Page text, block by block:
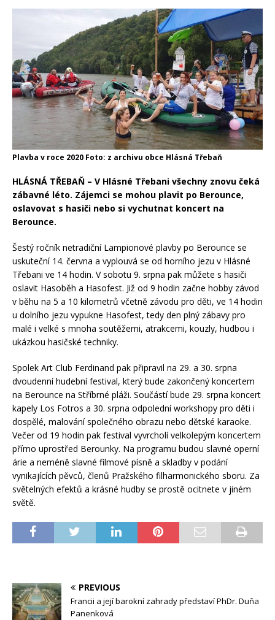
Plavba v roce 2020 Foto: z archivu obce Hlásná Třebaň
HLÁSNÁ TŘEBAŇ – V Hlásné Třebani všechny znovu čeká
zábavné léto. Zájemci se mohou plavit po Berounce,
oslavovat s hasiči nebo si vychutnat koncert na
Berounce.
Šestý ročník netradiční Lampionové plavby po Berounce se
uskuteční 14. června a vyplouvá se od horního jezu v Hlásné
Třebani ve 14 hodin. V sobotu 9. srpna pak můžete s hasiči
oslavit Hasoběh a Hasofest. Již od 9 hodin začne hobby závod
v běhu na 5 a 10 kilometrů včetně závodu pro děti, ve 14 hodin
u dolního jezu vypukne Hasofest, tedy den plný zábavy pro
malé i velké s mnoha soutěžemi, atrakcemi, kouzly, hudbou i
ukázkou hasičské techniky.
Spolek Art Club Ferdinand pak připravil na 29. a 30. srpna
dvoudenní hudební festival, který bude zakončený koncertem
na Berounce na Stříbrné pláži. Součástí bude 29. srpna koncert
kapely Los Fotros a 30. srpna odpolední workshopy pro děti i
dospělé, malování společného obrazu nebo dětské karaoke.
Večer od 19 hodin pak festival vyvrcholí velkolepým koncertem
přímo uprostřed Berounky. Na programu budou slavné operní
árie a neméně slavné filmové písně a skladby v podání
vynikajících pěvců, členů Pražského filharmonického sboru. Za
světelných efektů a krásné hudby se prostě ocitnete v jiném
světě.
PREVIOUS
Francii a její barokní zahrady představí PhDr. Duňa
Panenková